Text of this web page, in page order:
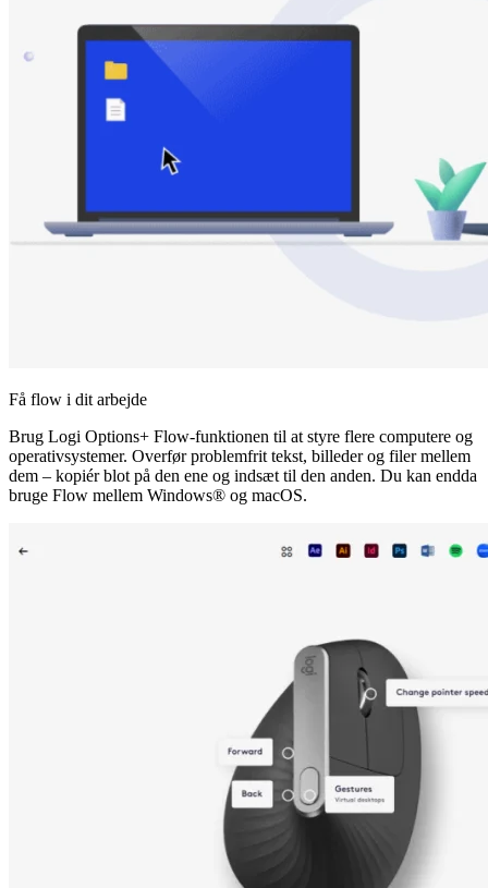
Få flow i dit arbejde
Brug Logi Options+ Flow-funktionen til at styre flere computere og
operativsystemer. Overfør problemfrit tekst, billeder og filer mellem
dem – kopiér blot på den ene og indsæt til den anden. Du kan endda
bruge Flow mellem Windows® og macOS.